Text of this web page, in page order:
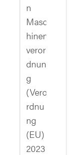
n
Masc
hinen
veror
dnun
g
(Vero
rdnu
ng
(EU)
2023